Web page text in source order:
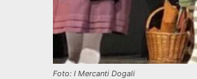
Foto: I Mercanti Dogali